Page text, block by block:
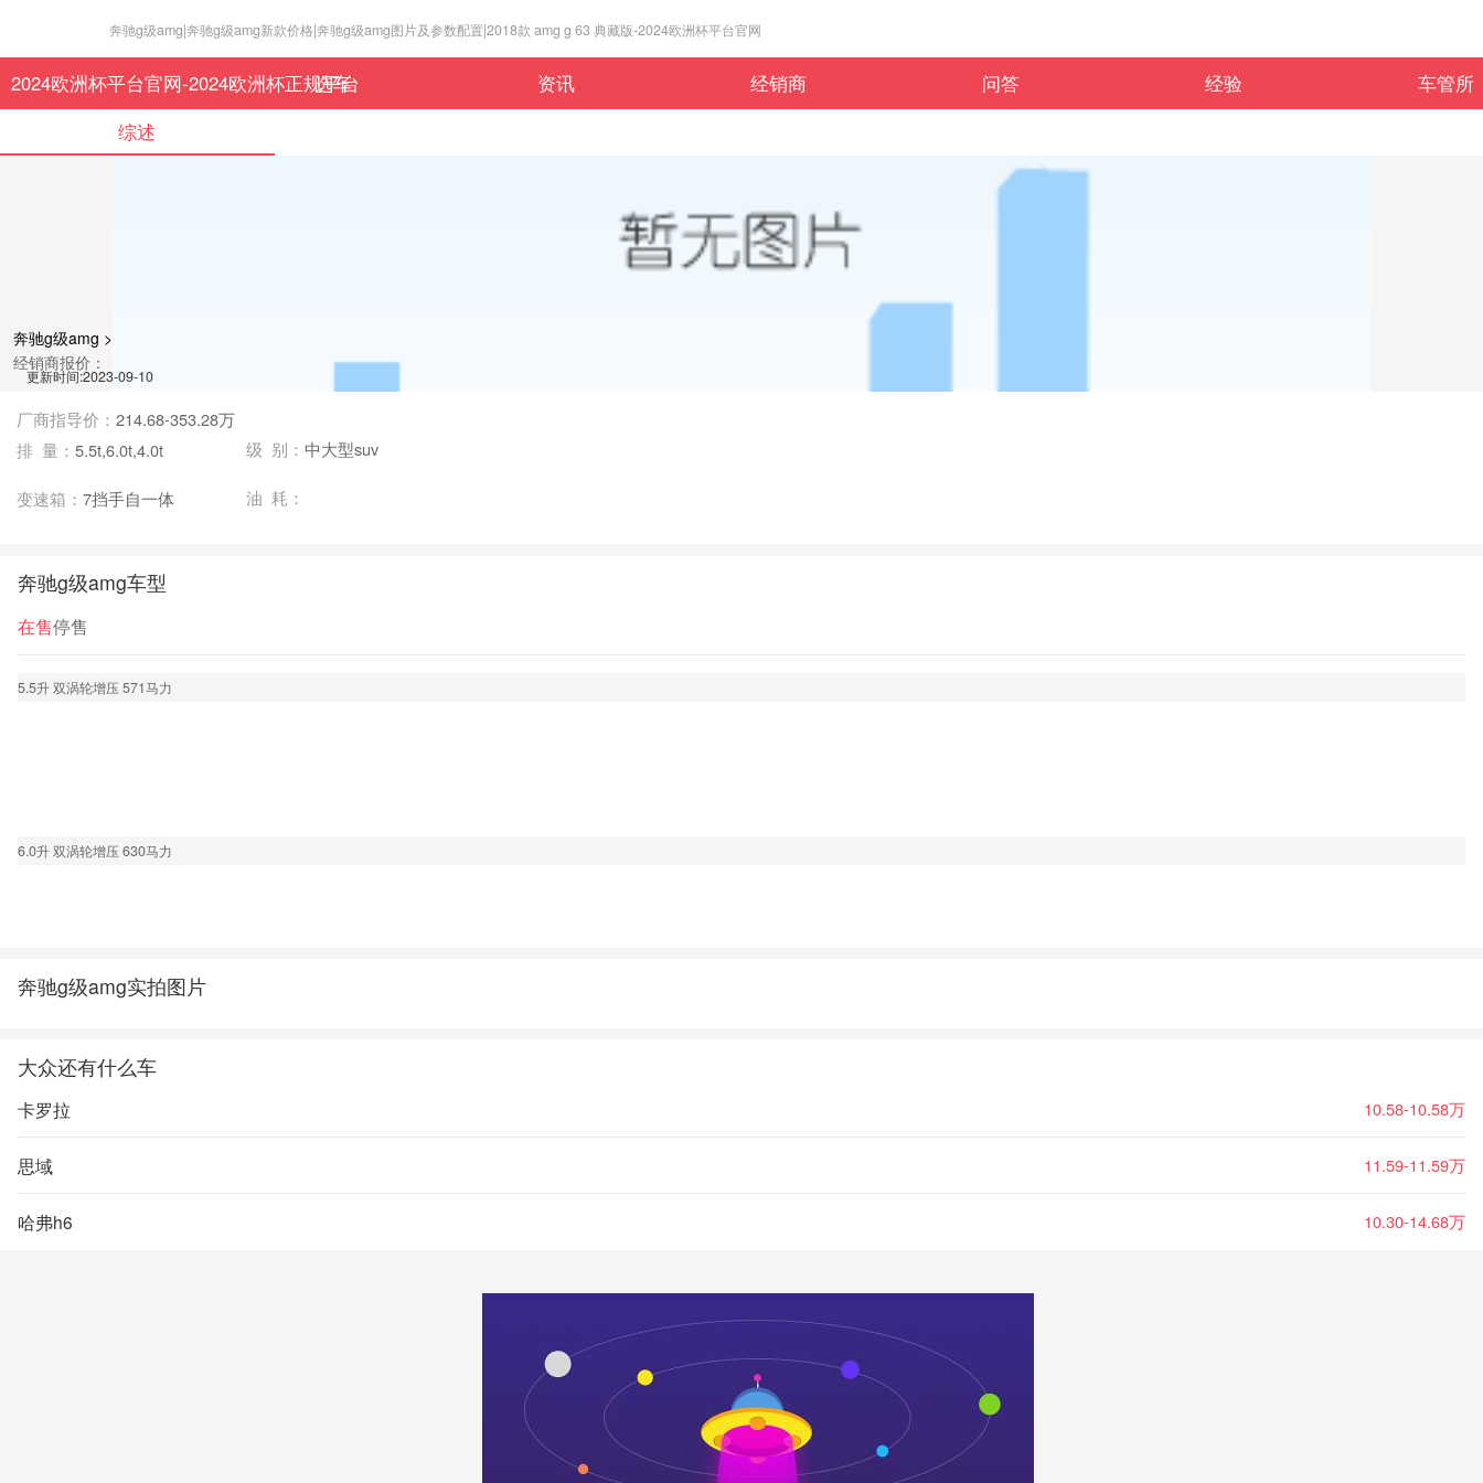
奔驰g级amg|奔驰g级amg新款价格|奔驰g级amg图片及参数配置|2018款 amg g 63 典藏版-2024欧洲杯平台官网
2024欧洲杯平台官网-2024欧洲杯正规平台
选车 资讯 经销商 问答 经验
车管所
综述
奔驰g级amg >
经销商报价：
更新时间:2023-09-10
厂商指导价： 214.68-353.28万
排 量： 5.5t,6.0t,4.0t 级 别： 中大型suv
变速箱： 7挡手自一体 油 耗：
奔驰g级amg车型
在售停售
5.5升 双涡轮增压 571马力
6.0升 双涡轮增压 630马力
奔驰g级amg实拍图片
大众还有什么车
卡罗拉 10.58-10.58万
思域 11.59-11.59万
哈弗h6 10.30-14.68万